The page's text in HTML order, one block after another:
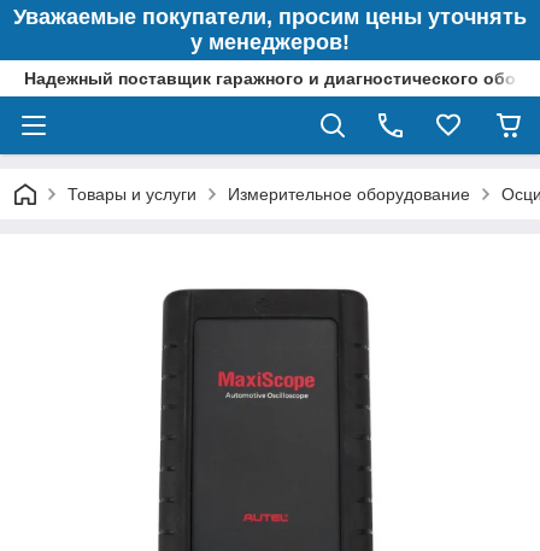
Уважаемые покупатели, просим цены уточнять
у менеджеров!
Надежный поставщик гаражного и диагностического
Товары и услуги Измерительное оборудование